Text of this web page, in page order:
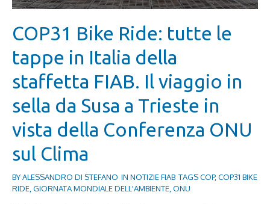
COP31 Bike Ride: tutte le
tappe in Italia della
staffetta FIAB. Il viaggio in
sella da Susa a Trieste in
vista della Conferenza ONU
sul Clima
BYALESSANDRO DI STEFANO IN NOTIZIE FIAB TAGSCOP, COP31 BIKE
RIDE GIORNATA MONDIALE DELL'AMBIENTE ONU